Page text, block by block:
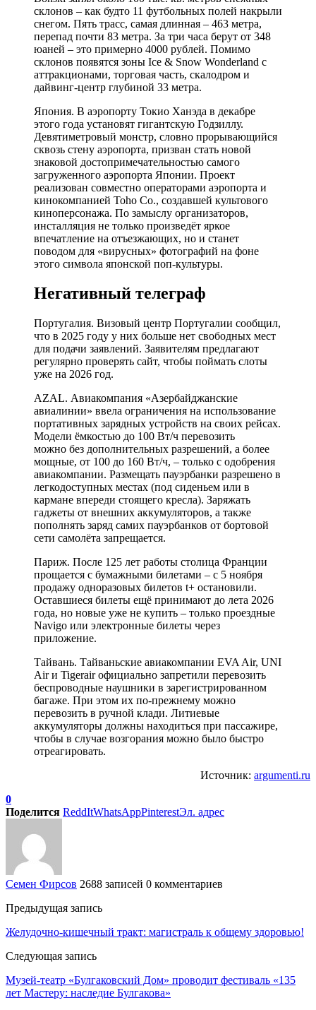
склонов – как будто 11 футбольных полей накрыли
снегом. Пять трасс, самая длинная – 463 метра,
перепад почти 83 метра. За три часа берут от 348
юаней – это примерно 4000 рублей. Помимо
склонов появятся зоны Ice & Snow Wonderland с
аттракционами, торговая часть, скалодром и
дайвинг-центр глубиной 33 метра.
Япония. В аэропорту Токио Ханэда в декабре
этого года установят гигантскую Годзиллу.
Девятиметровый монстр, словно прорывающийся
сквозь стену аэропорта, призван стать новой
знаковой достопримечательностью самого
загруженного аэропорта Японии. Проект
реализован совместно операторами аэропорта и
кинокомпанией Toho Co., создавшей культового
киноперсонажа. По замыслу организаторов,
инсталляция не только произведёт яркое
впечатление на отъезжающих, но и станет
поводом для «вирусных» фотографий на фоне
этого символа японской поп-культуры.
Негативный телеграф
Португалия. Визовый центр Португалии сообщил,
что в 2025 году у них больше нет свободных мест
для подачи заявлений. Заявителям предлагают
регулярно проверять сайт, чтобы поймать слоты
уже на 2026 год.
AZAL. Авиакомпания «Азербайджанские
авиалинии» ввела ограничения на использование
портативных зарядных устройств на своих рейсах.
Модели ёмкостью до 100 Вт/ч перевозить
можно без дополнительных разрешений, а более
мощные, от 100 до 160 Вт/ч, – только с одобрения
авиакомпании. Размещать пауэрбанки разрешено в
легкодоступных местах (под сиденьем или в
кармане впереди стоящего кресла). Заряжать
гаджеты от внешних аккумуляторов, а также
пополнять заряд самих пауэрбанков от бортовой
сети самолёта запрещается.
Париж. После 125 лет работы столица Франции
прощается с бумажными билетами – с 5 ноября
продажу одноразовых билетов t+ остановили.
Оставшиеся билеты ещё принимают до лета 2026
года, но новые уже не купить – только проездные
Navigo или электронные билеты через
приложение.
Тайвань. Тайваньские авиакомпании EVA Air, UNI
Air и Tigerair официально запретили перевозить
беспроводные наушники в зарегистрированном
багаже. При этом их по-прежнему можно
перевозить в ручной клади. Литиевые
аккумуляторы должны находиться при пассажире,
чтобы в случае возгорания можно было быстро
отреагировать.
Источник: argumenti.ru
0
Поделится ReddItWhatsAppPinterestЭл. адрес
Семен Фирсов 2688 записей 0 комментариев
Предыдущая запись
Желудочно-кишечный тракт: магистраль к общему здоровью!
Следующая запись
Музей-театр «Булгаковский Дом» проводит фестиваль «135
лет Мастеру: наследие Булгакова»